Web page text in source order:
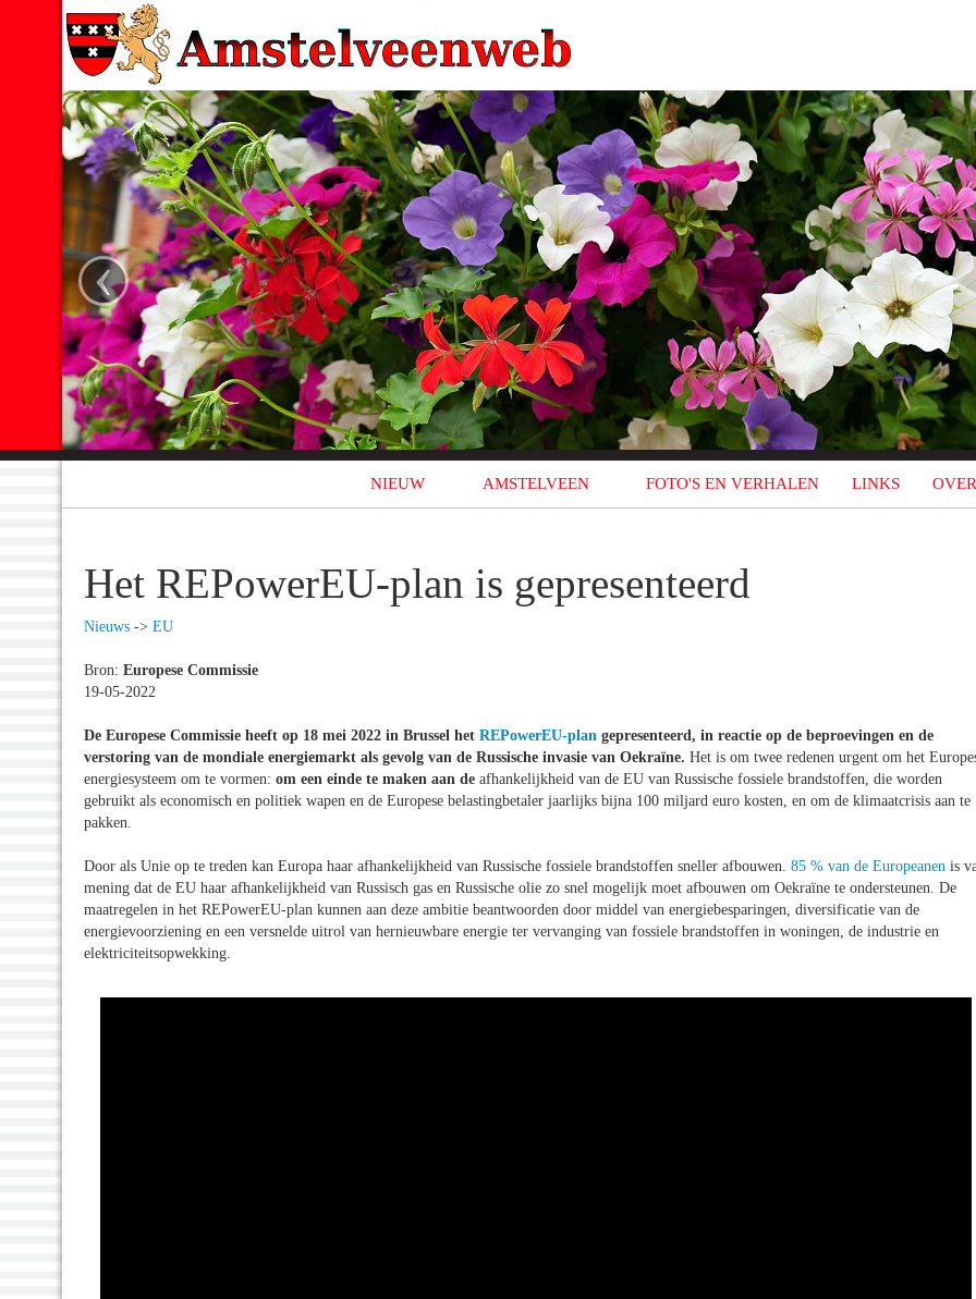
‹
NIEUW AMSTELVEEN FOTO'S EN VERHALEN LINKS
Het REPowerEU-plan is gepresenteerd
Nieuws -> EU
Bron: Europese Commissie
19-05-2022
De Europese Commissie heeft op 18 mei 2022 in Brussel het REPowerEU-plan gepresenteerd, in reactie op de beproevingen en de
verstoring van de mondiale energiemarkt als gevolg van de Russische invasie van Oekraïne. Het is om twee redenen urgent om het
energiesysteem om te vormen: om een einde te maken aan de afhankelijkheid van de EU van Russische fossiele brandstoffen, die worden
gebruikt als economisch en politiek wapen en de Europese belastingbetaler jaarlijks bijna 100 miljard euro kosten, en om de klimaatcrisis aan te
pakken.
Door als Unie op te treden kan Europa haar afhankelijkheid van Russische fossiele brandstoffen sneller afbouwen. 85 % van de Europeanen is
mening dat de EU haar afhankelijkheid van Russisch gas en Russische olie zo snel mogelijk moet afbouwen om Oekraïne te ondersteunen. De
maatregelen in het REPowerEU-plan kunnen aan deze ambitie beantwoorden door middel van energiebesparingen, diversificatie van de
energievoorziening en een versnelde uitrol van hernieuwbare energie ter vervanging van fossiele brandstoffen in woningen, de industrie en
elektriciteitsopwekking.